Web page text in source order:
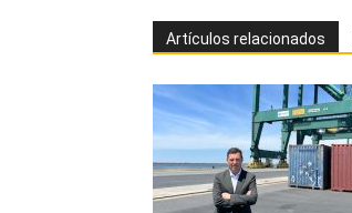
Artículos relacionados